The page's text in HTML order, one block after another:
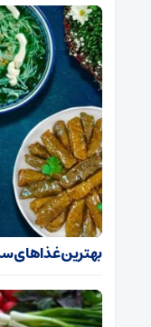
بهترین غذا‌های